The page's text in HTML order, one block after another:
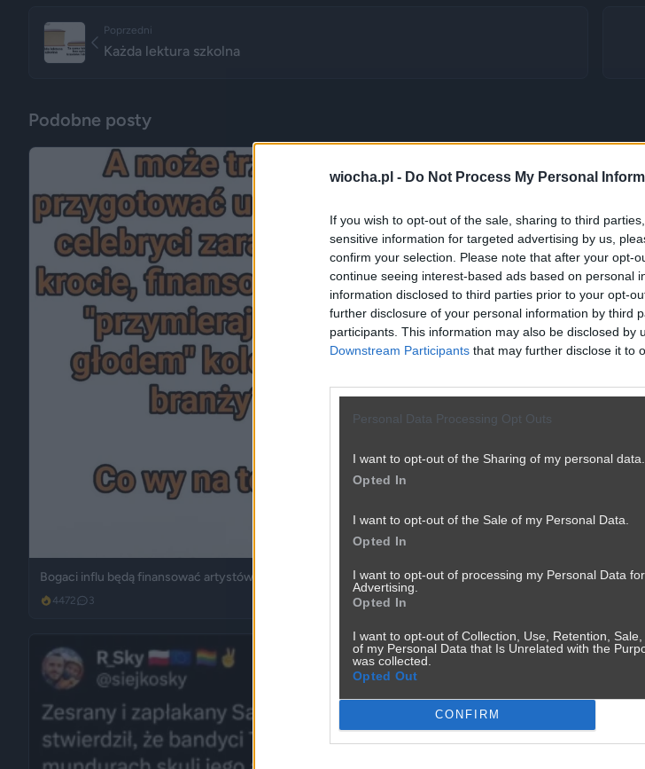
wiocha.pl - Do Not Process My Personal
If you wish to opt-out of the sale, sharing to third
sensitive information for targeted advertising by us,
confirm your selection. Please note that after your opt-
continue seeing interest-based ads based on personal
information disclosed to third parties prior to your opt-
further disclosure of your personal information by third
participants. This information may also be disclosed by
Downstream Participants that may further disclose it to
Personal Data Processing Opt Outs
I want to opt-out of the Sharing of my personal data.
Opted In
I want to opt-out of the Sale of my Personal Data.
Opted In
I want to opt-out of processing my Personal Data
Advertising.
Opted In
I want to opt-out of Collection, Use, Retention,
of my Personal Data that Is Unrelated with the
was collected.
Opted Out
CONFIRM
Poprzedni
Każda lektura szkolna
Podobne posty
Bogaci influ będą finansować artystów?
4472 3 Śmieszne
Mężczyźni kłamią częśćiej